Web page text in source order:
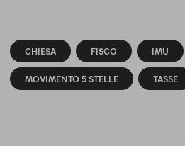
CHIESA FISCO IMU
MOVIMENTO 5 STELLE TASSE